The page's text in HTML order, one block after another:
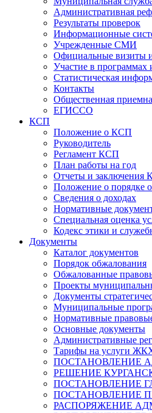
Административная
Результаты проверок
Информационные
Учрежденные СМИ
Официальные визиты
Участие в программах
Статистическая
Контакты
Общественная
ЕГИССО
КСП
Положение о КСП
Руководитель
Регламент КСП
План работы на год
Отчеты и заключения
Положение о порядке
Сведения о доходах
Нормативные
Специальная оценка
Кодекс этики и
Документы
Каталог документов
Порядок обжалования
Обжалованные
Проекты
Документы
Муниципальные
Нормативные
Основные документы
Административные
Тарифы на услуги
ПОСТАНОВЛЕНИЕ
РЕШЕНИЕ
ПОСТАНОВЛЕНИЕ
ПОСТАНОВЛЕНИЕ
РАСПОРЯЖЕНИЕ